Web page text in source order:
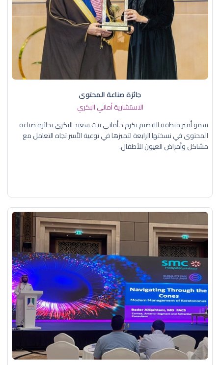
جائزة صناعة المحتوى
الاستشارية أماني البكري
سمو أمير منطقة القصيم يكرم د.أماني بنت سعيد البكري بجائزة صناعة
المحتوى في نسختها الرابعة لتميزها في توعية الأسر تجاه التعامل مع
مشاكل وأمراض العيون للأطفال.